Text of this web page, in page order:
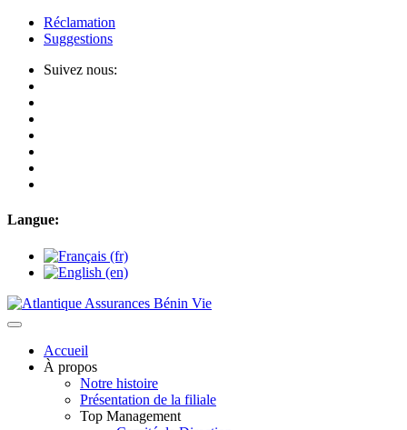
Réclamation
Suggestions
Suivez nous:
Langue:
Accueil
À propos
Notre histoire
Présentation de la filiale
Top Management